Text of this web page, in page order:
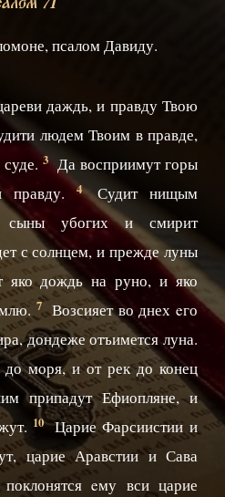
71
псалом Давиду.
даждь, и правду Твою
людем Твоим в правде,
3 Да восприимут горы
правду.4 Судит нищым
сыны убогих и смирит
с солнцем, и прежде луны
яко дождь на руно, и яко
7 Возсияет во днех eго
дондеже отъимется луна.
моря, и от рек до конец
припадут Ефиопляне, и
10 Царие Фарсиистии и
царие Аравстии и Сава
eму вси царие